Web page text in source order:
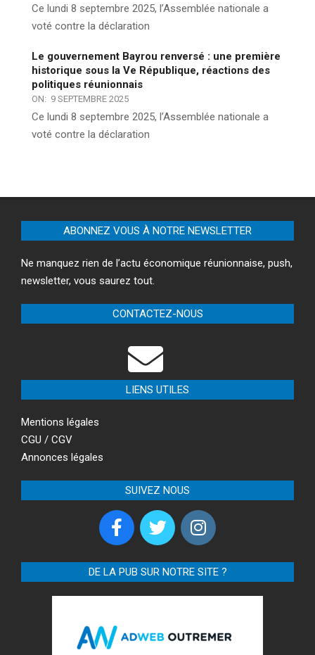
Ce lundi 8 septembre 2025, l’Assemblée nationale a
voté contre la déclaration
Le gouvernement Bayrou renversé : une première
historique sous la Ve République, réactions des
politiques réunionnais
ON: 9 SEPTEMBRE 2025
Ce lundi 8 septembre 2025, l’Assemblée nationale a
voté contre la déclaration
ABONNEZ VOUS À NOTRE NEWSLETTER
Ne manquez rien de l’actu économique réunionnaise, push,
newsletter, vous saurez tout.
CONTACTEZ-NOUS
LIENS UTILES
Mentions légales
CGU / CGV
Annonces légales
SUIVEZ NOUS
DE LA PUB SUR NOTRE SITE ?